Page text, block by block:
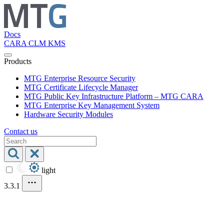
Docs
CARA CLM KMS
Products
MTG Enterprise Resource Security
MTG Certificate Lifecycle Manager
MTG Public Key Infrastructure Platform – MTG CARA
MTG Enterprise Key Management System
Hardware Security Modules
Contact us
light
3.3.1